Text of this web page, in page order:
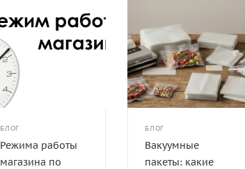
БЛОГ
Режима работы
магазина по
БЛОГ
Вакуумные
пакеты: какие